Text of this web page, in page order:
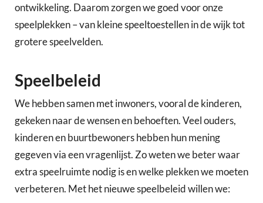
ontwikkeling. Daarom zorgen we goed voor onze
speelplekken – van kleine speeltoestellen in de wijk tot
grotere speelvelden.
Speelbeleid
We hebben samen met inwoners, vooral de kinderen,
gekeken naar de wensen en behoeften. Veel ouders,
kinderen en buurtbewoners hebben hun mening
gegeven via een vragenlijst. Zo weten we beter waar
extra speelruimte nodig is en welke plekken we moeten
verbeteren. Met het nieuwe speelbeleid willen we: